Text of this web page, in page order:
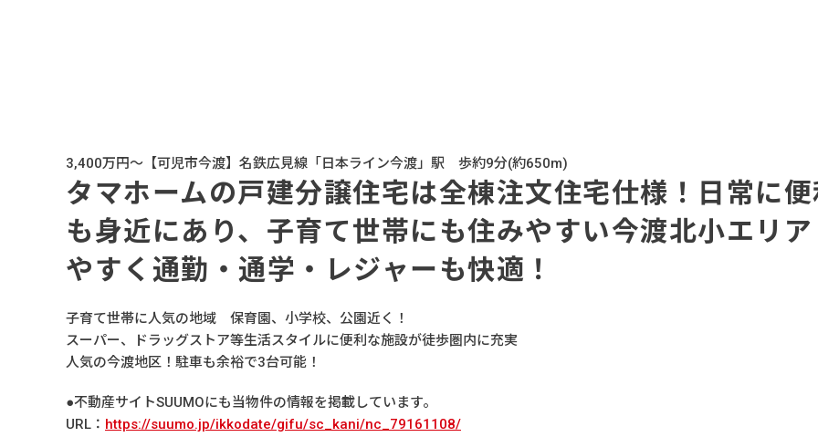
3,400万円～【可児市今渡】名鉄広見線「日本ライン今渡」駅 歩約9分(約650m)
タマホームの戸建分譲住宅は全棟注文住宅仕様！日常に
も身近にあり、子育て世帯にも住みやすい今渡北小エリ
やすく通勤・通学・レジャーも快適！
子育て世帯に人気の地域 保育園、小学校、公園近く！
スーパー、ドラッグストア等生活スタイルに便利な施設が徒歩圏内に充実
人気の今渡地区！駐車も余裕で3台可能！
●不動産サイトSUUMOにも当物件の情報を掲載しています。
URL： https://suumo.jp/ikkodate/gifu/sc_kani/nc_79161108/